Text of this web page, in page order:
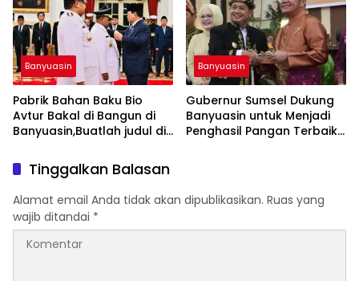
menarik
Banyuasin
Pabrik Bahan Baku Bio
Avtur Bakal di Bangun di
Banyuasin,Buatlah judul di
menarik
Banyuasin
Gubernur Sumsel Dukung
Banyuasin untuk Menjadi
Penghasil Pangan Terbaik
Tinggalkan Balasan
Alamat email Anda tidak akan dipublikasikan. Ruas yang
wajib ditandai *